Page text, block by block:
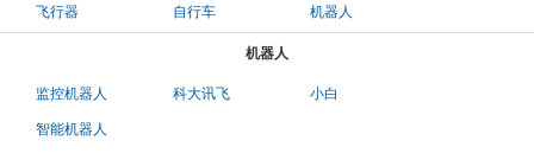
飞行器 自行车 机器人
机器人
监控机器人 科大讯飞 小白
智能机器人